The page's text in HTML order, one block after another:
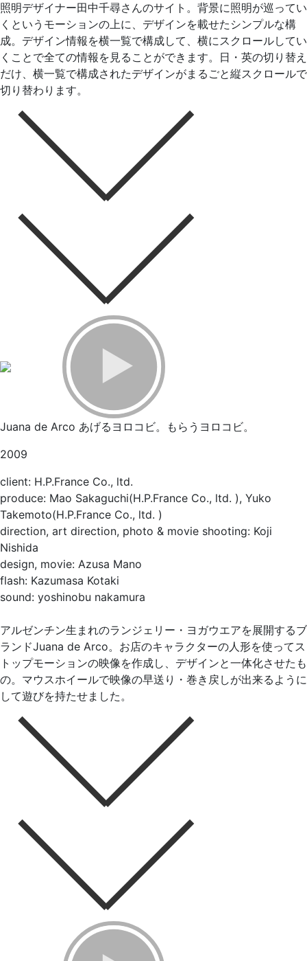
照明デザイナー田中千尋さんのサイト。背景に照明が巡ってい
くというモーションの上に、デザインを載せたシンプルな構
成。デザイン情報を横一覧で構成して、横にスクロールしてい
くことで全ての情報を見ることができます。日・英の切り替え
だけ、横一覧で構成されたデザインがまるごと縦スクロールで
切り替わります。
Juana de Arco あげるヨロコビ。もらうヨロコビ。
2009
client: H.P.France Co., ltd.
produce: Mao Sakaguchi(H.P.France Co., ltd. ), Yuko
Takemoto(H.P.France Co., ltd. )
direction, art direction, photo & movie shooting: Koji
Nishida
design, movie: Azusa Mano
flash: Kazumasa Kotaki
sound: yoshinobu nakamura
アルゼンチン生まれのランジェリー・ヨガウエアを展開するブ
ランドJuana de Arco。お店のキャラクターの人形を使ってス
トップモーションの映像を作成し、デザインと一体化させたも
の。マウスホイールで映像の早送り・巻き戻しが出来るように
して遊びを持たせました。